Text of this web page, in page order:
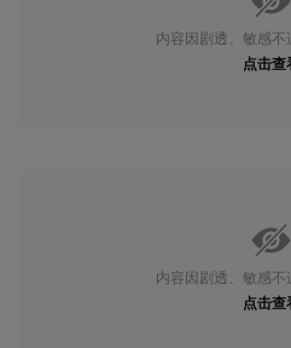
内容因剧透、敏感
点击查
内容因剧透、敏感
点击查